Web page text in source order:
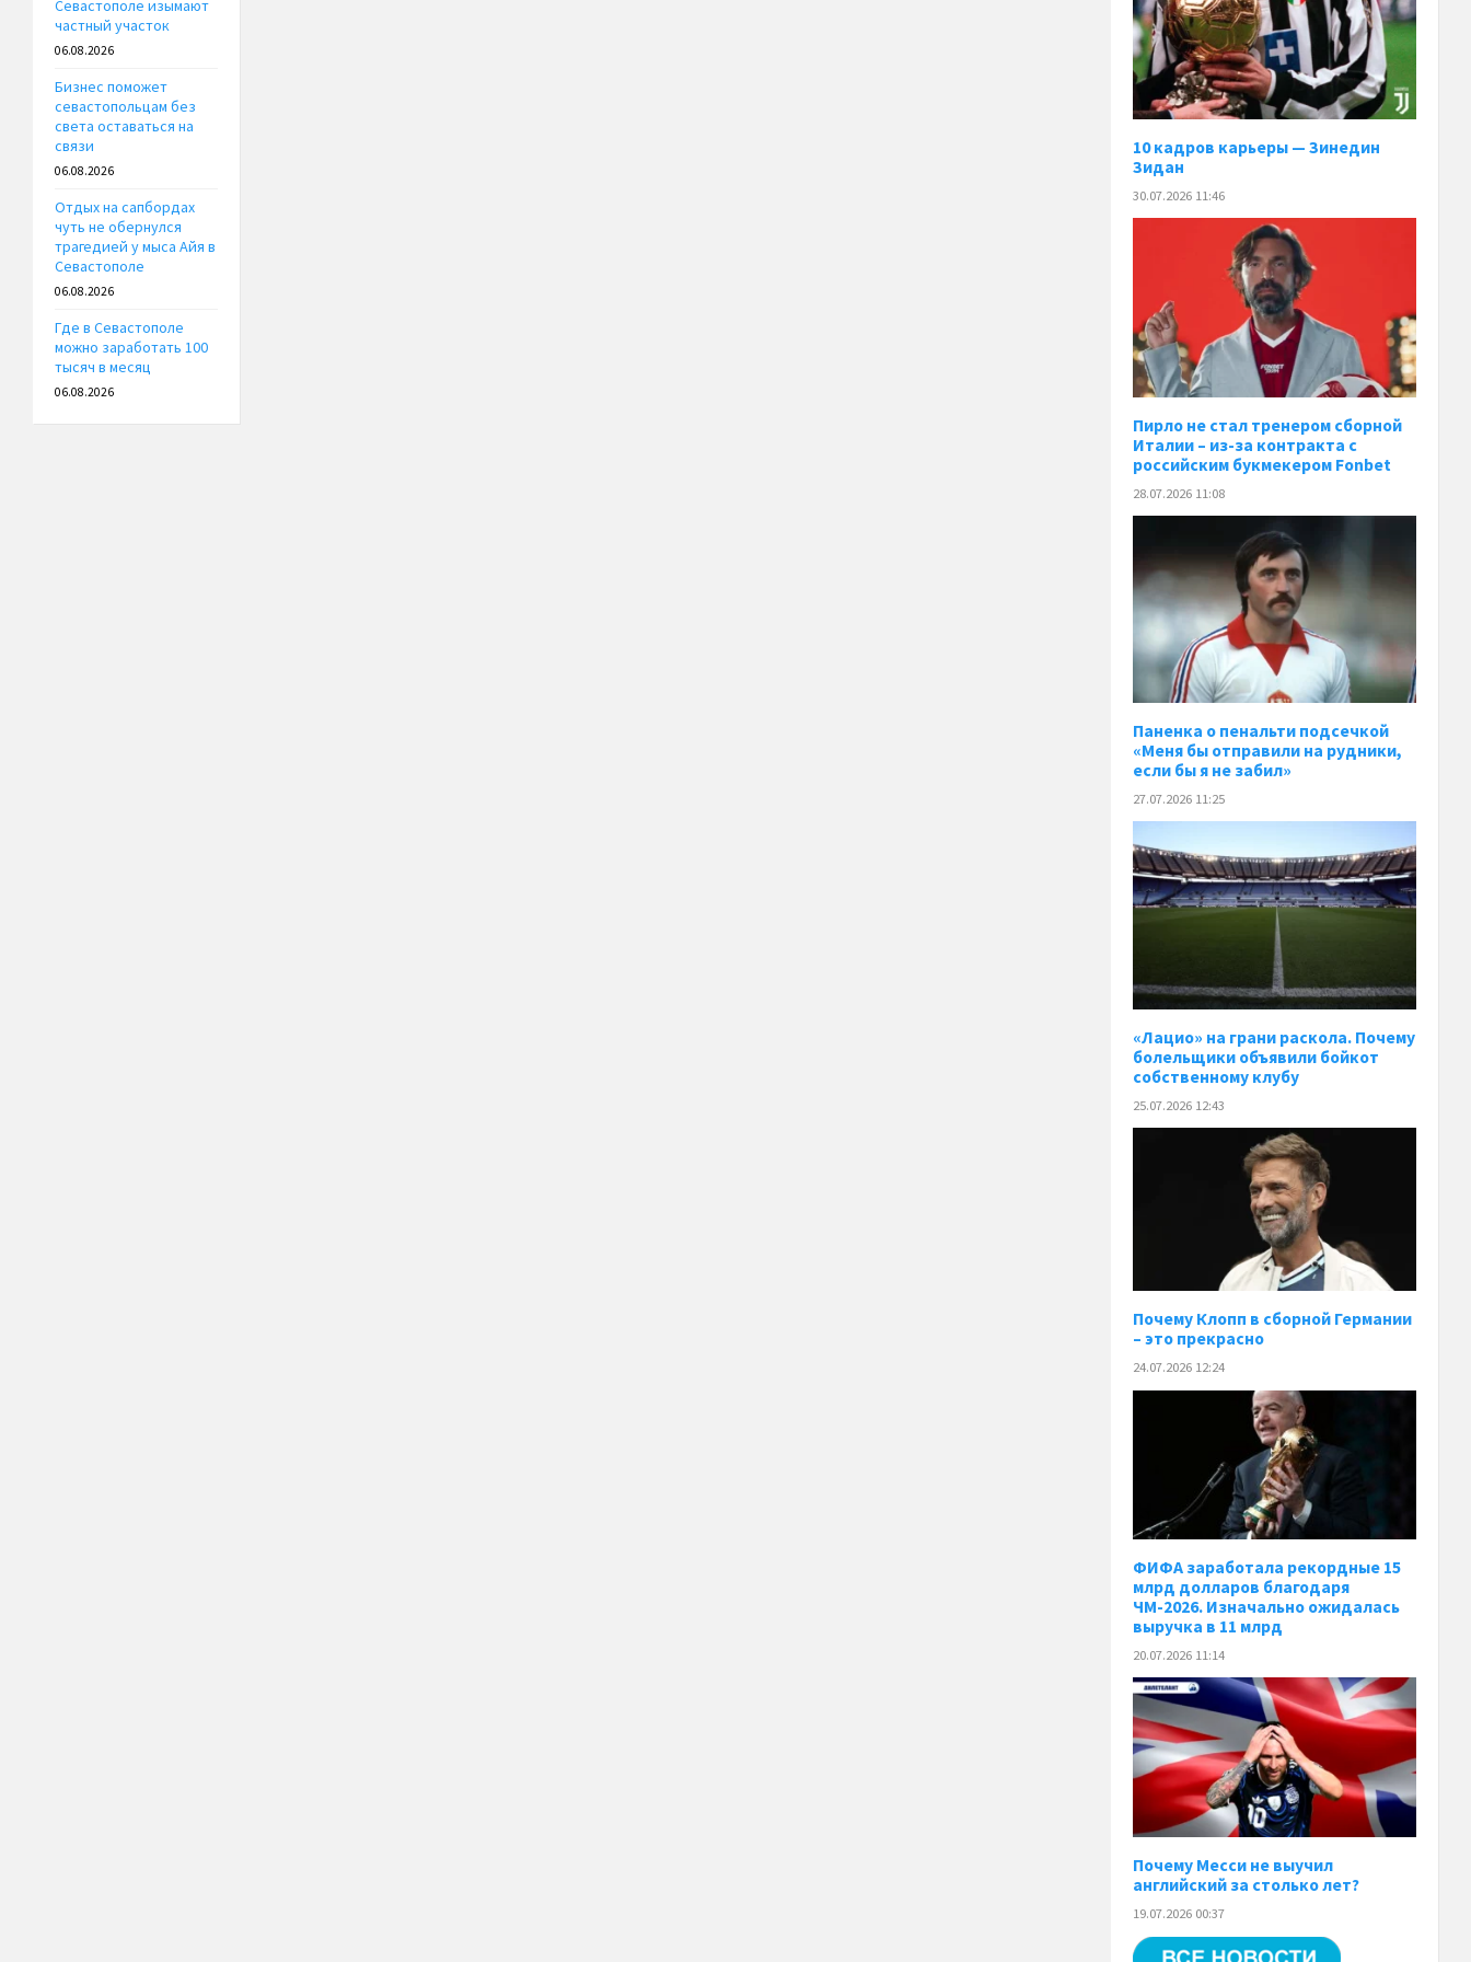
Севастополе изымают
частный участок
06.08.2026
Бизнес поможет
севастопольцам без
света оставаться на
связи
06.08.2026
Отдых на сапбордах
чуть не обернулся
трагедией у мыса Айя в
Севастополе
06.08.2026
Где в Севастополе
можно заработать 100
тысяч в месяц
06.08.2026
10 кадров карьеры — Зинедин
Зидан
30.07.2026 11:46
Пирло не стал тренером сборной
Италии – из-за контракта с
российским букмекером Fonbet
28.07.2026 11:08
Паненка o пенальти подсечкой
«Меня бы отправили на рудники,
если бы я не забил»
27.07.2026 11:25
«Лацио» на грани раскола. Почему
болельщики объявили бойкот
собственному клубу
25.07.2026 12:43
Почему Клопп в сборной Германии
– это прекрасно
24.07.2026 12:24
ФИФА заработала рекордные 15
млрд долларов благодаря
ЧМ-2026. Изначально ожидалась
выручка в 11 млрд
20.07.2026 11:14
Почему Месси не выучил
английский за столько лет?
19.07.2026 00:37